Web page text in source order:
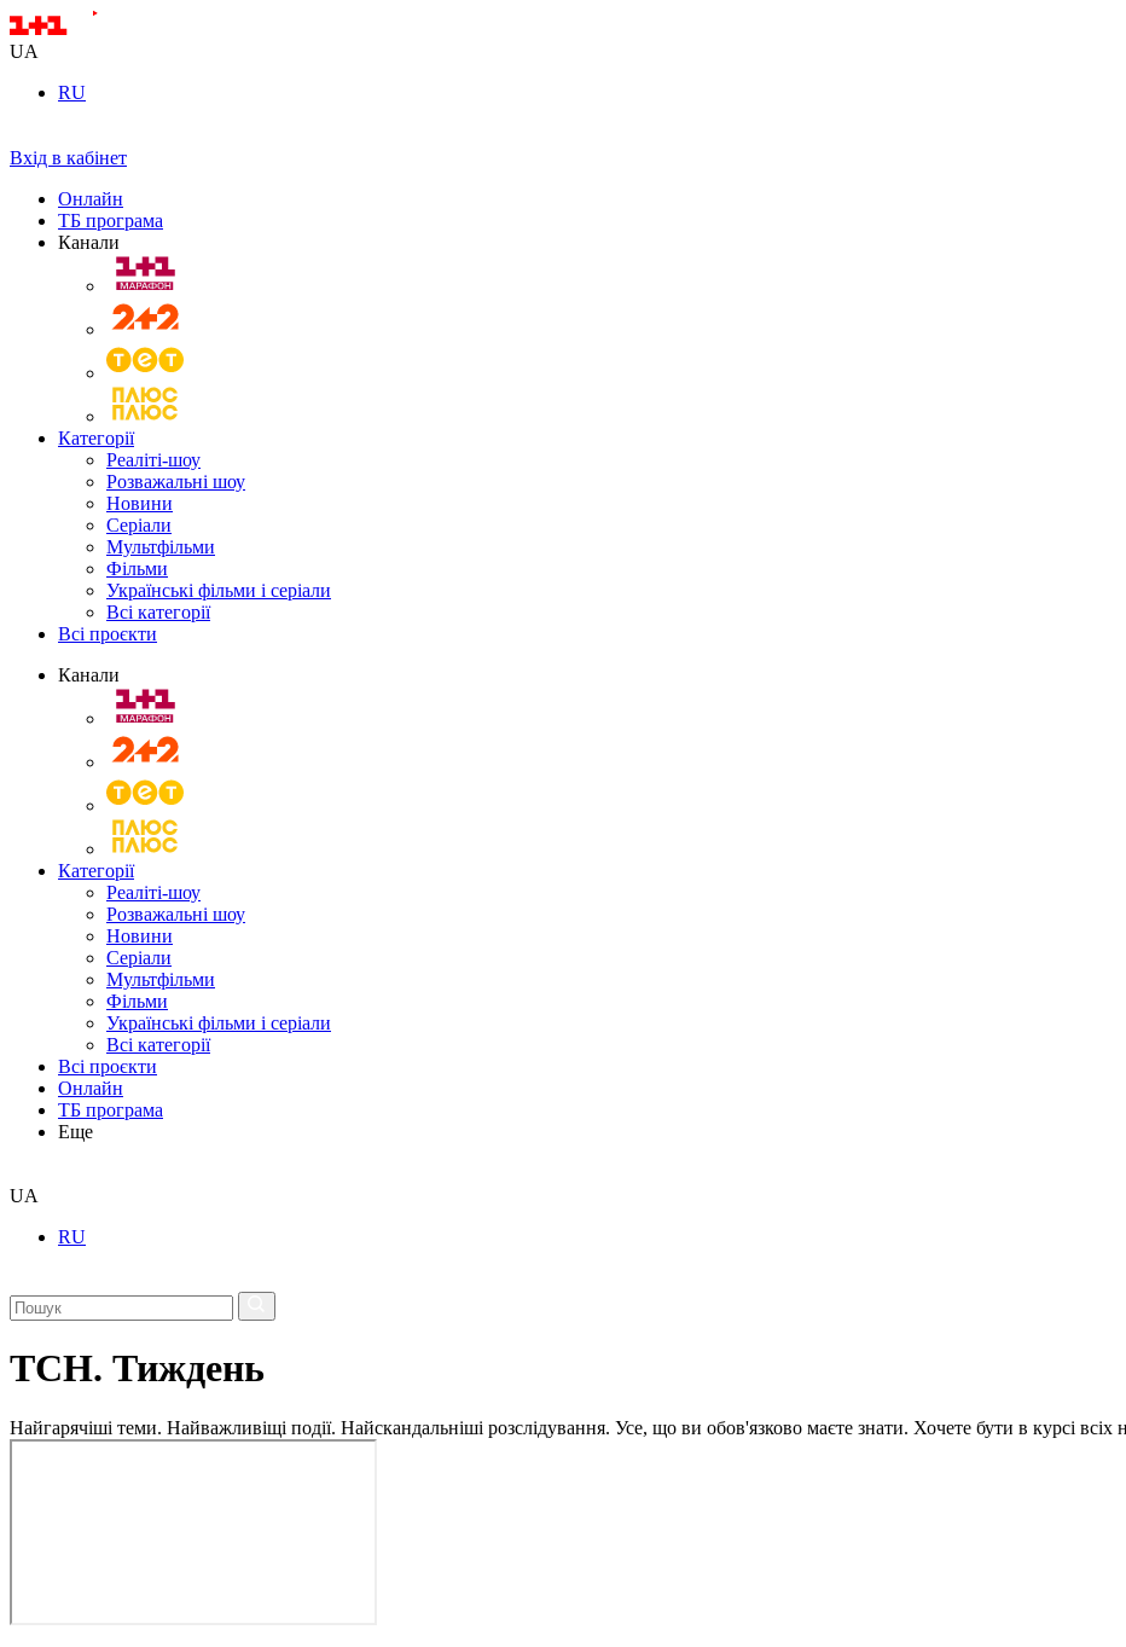
UA
RU
Вхід в кабінет
Онлайн
ТБ програма
Канали
Категорії
Реаліті-шоу
Розважальні шоу
Новини
Серіали
Мультфільми
Фільми
Українські фільми і серіали
Всі категорії
Всі проєкти
Канали
Категорії
Реаліті-шоу
Розважальні шоу
Новини
Серіали
Мультфільми
Фільми
Українські фільми і серіали
Всі категорії
Всі проєкти
Онлайн
ТБ програма
Еще
UA
RU
ТСН. Тиждень
Найгарячіші теми. Найважливіщі події. Найскандальніші розслідування. Усе, що ви обов'язково маєте знати. Хочете бути в курсі